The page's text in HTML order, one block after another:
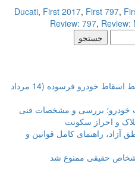
Ducati,First 2017,First 797,
Review: 797,
راهنمای کامل مراحل و شرایط اسقاط خودرو فرسوده (14 مرداد
و احراز سکونت
راهنمای کامل قوانین و
حقیقی ممنوع شد